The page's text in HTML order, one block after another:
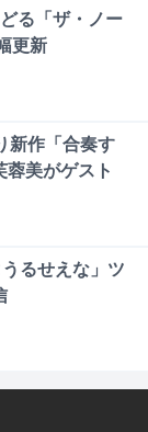
る「ザ・ノー
更新
新作「合奏す
蓉美がゲスト
るせえな」ツ